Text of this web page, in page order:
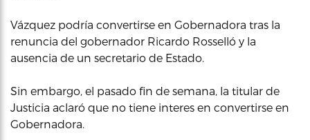
Vázquez podría convertirse en Gobernadora tras la
renuncia del gobernador Ricardo Rosselló y la
ausencia de un secretario de Estado.
Sin embargo, el pasado fin de semana, la titular de
Justicia aclaró que no tiene interes en convertirse en
Gobernadora.